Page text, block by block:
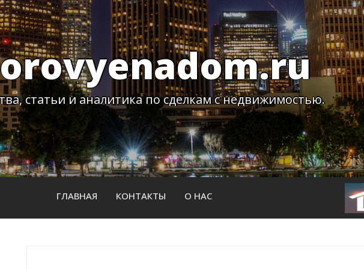
статьи и аналитика по сделкам с недвижимостью.
ГЛАВНАЯ КОНТАКТЫ О НАС